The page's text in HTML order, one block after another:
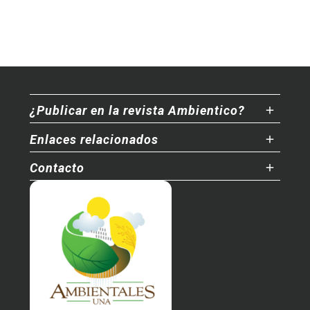
¿Publicar en la revista Ambientico?
Enlaces relacionados
Contacto